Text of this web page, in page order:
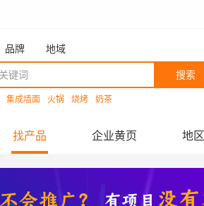
品牌 地域
搜索
集成墙面 火锅 烧烤 奶茶
找产品 企业黄页 地